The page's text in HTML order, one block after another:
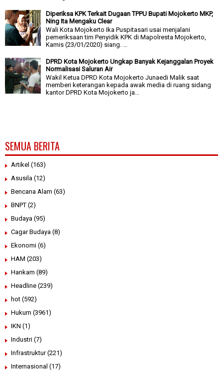
Diperiksa KPK Terkait Dugaan TPPU Bupati Mojokerto MKP,
Ning Ita Mengaku Clear
Wali Kota Mojokerto Ika Puspitasari usai menjalani
pemeriksaan tim Penyidik KPK di Mapolresta Mojokerto,
Kamis (23/01/2020) siang. ...
DPRD Kota Mojokerto Ungkap Banyak Kejanggalan Proyek
Normalisasi Saluran Air
Wakil Ketua DPRD Kota Mojokerto Junaedi Malik saat
memberi keterangan kepada awak media di ruang sidang
kantor DPRD Kota Mojokerto ja...
SEMUA BERITA
Artikel (163)
Asusila (12)
Bencana Alam (63)
BNPT (2)
Budaya (95)
Cagar Budaya (8)
Ekonomi (6)
HAM (203)
Hankam (89)
Headline (239)
hot (592)
Hukum (3961)
IKN (1)
Industri (7)
Infrastruktur (221)
Internasional (17)